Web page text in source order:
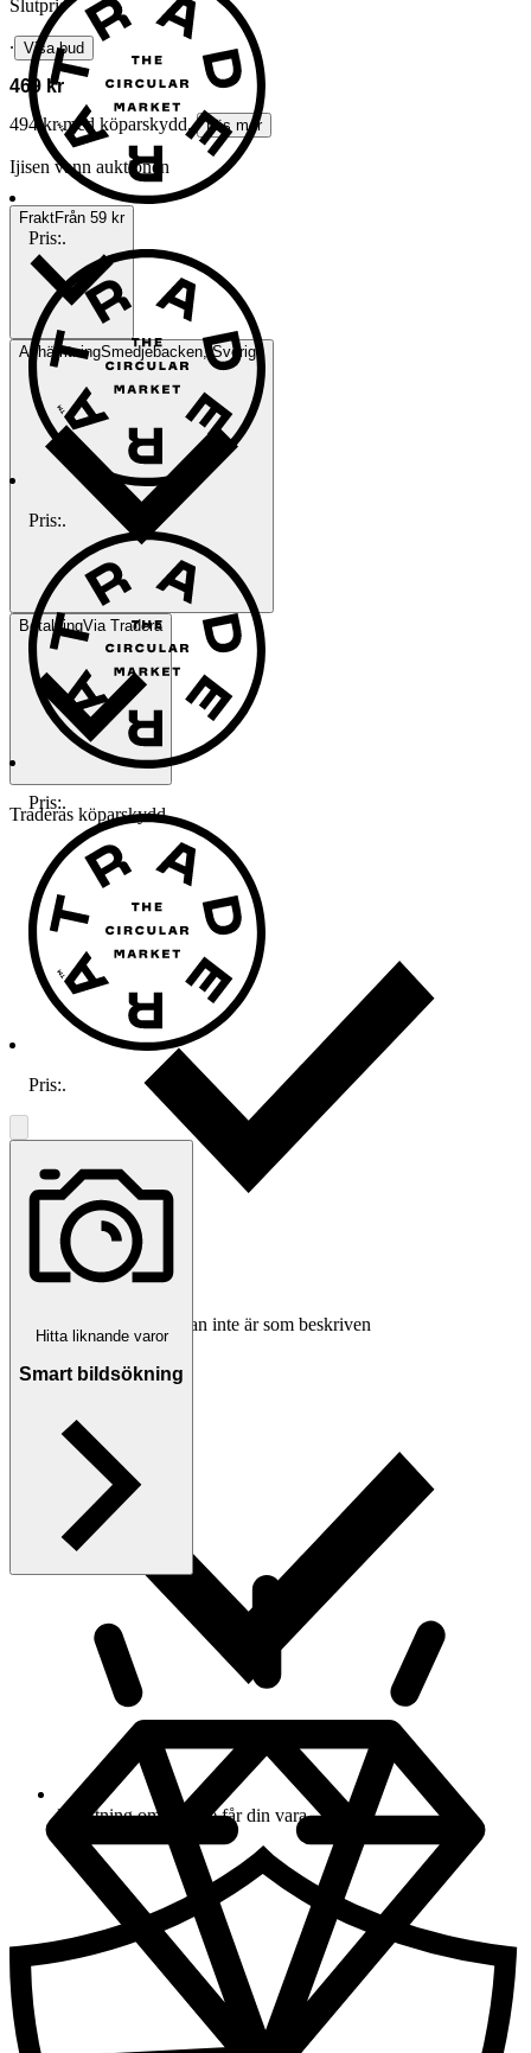
Slutpris
∙ Visa bud
469 kr
494 kr med köparskydd. Läs mer
Ijisen vann auktionen
FraktFrån 59 kr
AvhämtningSmedjebacken, Sverige
BetalningVia Tradera
Traderas köparskydd
Ersättning om varan inte är som beskriven
Ersättning om du inte får din vara
Pris:.
Pris:.
Pris:.
Pris:.
Hitta liknande varor
Smart bildsökning